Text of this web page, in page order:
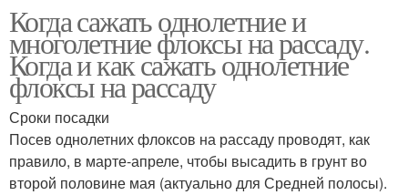
Когда сажать однолетние и
многолетние флоксы на рассаду.
Когда и как сажать однолетние
флоксы на рассаду
Сроки посадки
Посев однолетних флоксов на рассаду проводят, как
правило, в марте-апреле, чтобы высадить в грунт во
второй половине мая (актуально для Средней полосы).